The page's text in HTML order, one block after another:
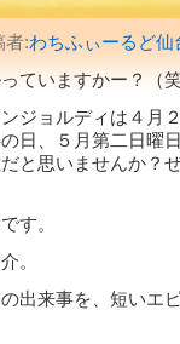
者:わちふぃーるど仙
ていますかー？（
ジョルディは４月
日、５月第二日曜
と思いませんか？
す。
。
出来事を、短いエ